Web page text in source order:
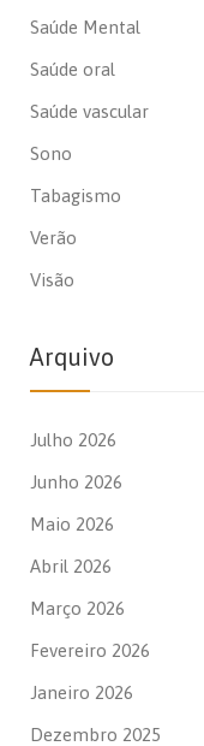
Saúde Mental
Saúde oral
Saúde vascular
Sono
Tabagismo
Verão
Visão
Arquivo
Julho 2026
Junho 2026
Maio 2026
Abril 2026
Março 2026
Fevereiro 2026
Janeiro 2026
Dezembro 2025